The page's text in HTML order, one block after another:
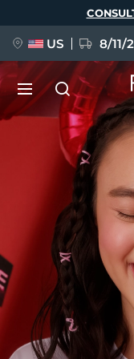
principal
US 8/11/
NOVIDADE
FAQ™ Pure
BREAKING NEWS
issa™ Teeth
Idioma
English
Français
Polski
Türkçe